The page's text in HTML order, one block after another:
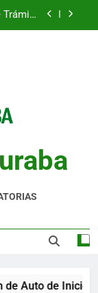
aviso
Auto de Inicio